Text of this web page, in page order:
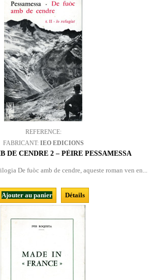
REFERENCE:
FABRICANT: IEO EDICIONS
DE CENDRE 2 – PÈIRE PESSAMESSA
De fuòc amb de cendre, aqueste roman ven en...
Ajouter au panier Détails